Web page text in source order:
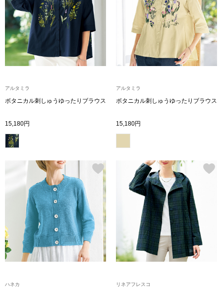
ワンピース／
ワンピース
スカート
パンツ／スラ
ワイド･ガウチ
レギンス／ス
アルタミラ
ボタニカル刺しゅうゆったりブラウス
15,180円
アルタミラ
ボタニカル刺しゅうゆったりブラウス
15,180円
ハネカ リネアフレスコ